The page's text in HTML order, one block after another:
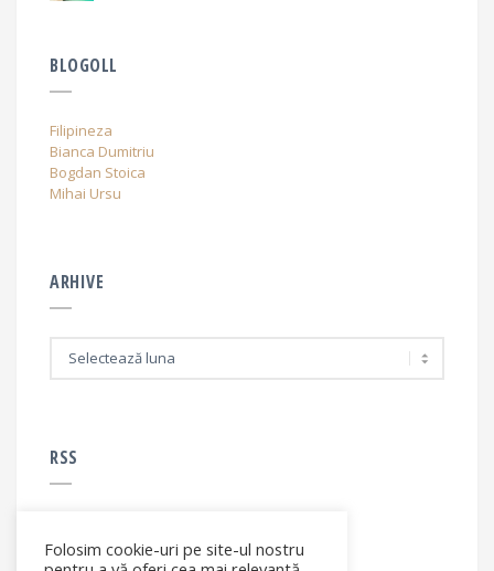
BLOGOLL
Filipineza
Bianca Dumitriu
Bogdan Stoica
Mihai Ursu
ARHIVE
RSS
RSS - articole
Folosim cookie-uri pe site-ul nostru